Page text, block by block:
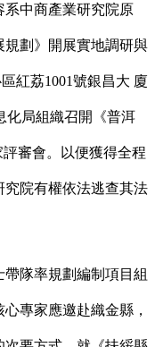
系中商產業研究院原
劃》開展實地調研與
紅荔1001號銀昌大 廈
化局組織召開《普洱
審會。以便獲得全程
院有權依法逃查其法
隊率規劃編制項目組
專家應邀赴織金縣，